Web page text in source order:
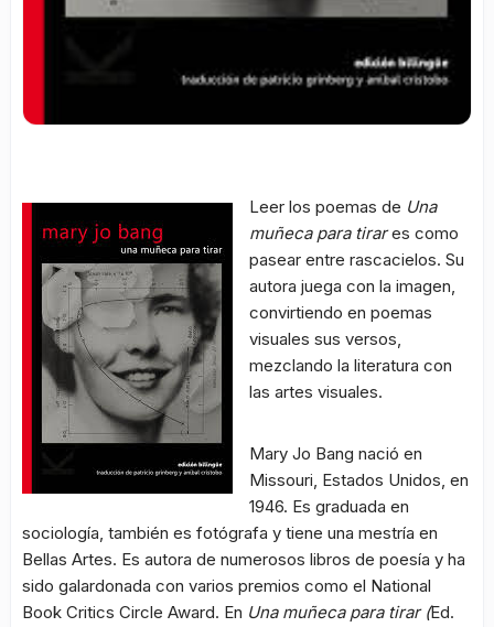
Leer los poemas de Una
muñeca para tirares como
pasear entre rascacielos. Su
autora juega con la imagen,
convirtiendo en poemas
visuales sus versos,
mezclando la literatura con
las artes visuales.
Mary Jo Bang nació en
Missouri, Estados Unidos, en
1946. Es graduada en
sociología, también es fotógrafa y tiene una mestría en
Bellas Artes. Es autora de numerosos libros de poesía y ha
sido galardonada con varios premios como el National
Book Critics Circle Award. En Una muñeca para tirar (Ed.